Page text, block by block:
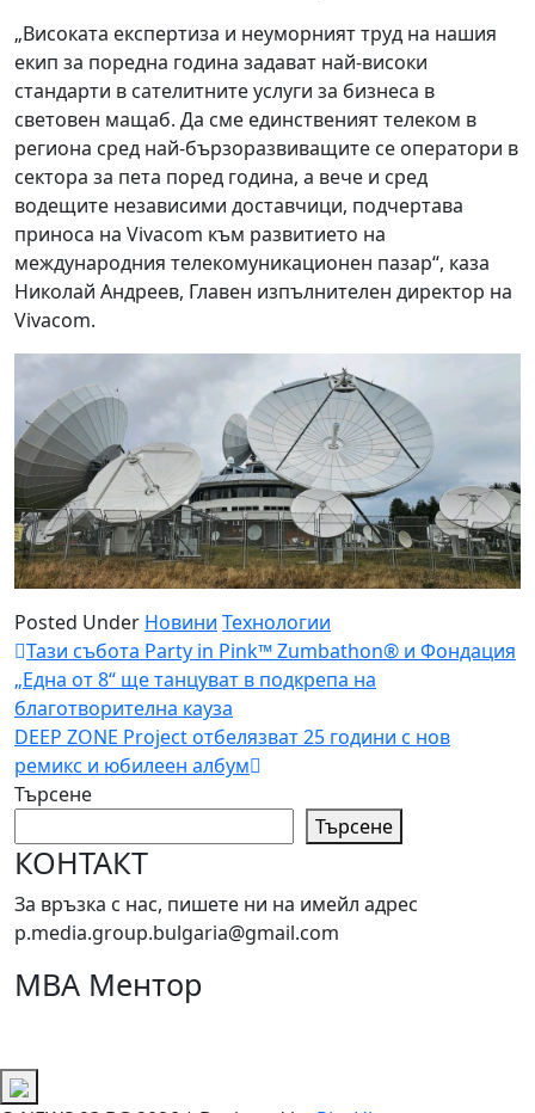
„Високата експертиза и неуморният труд на нашия
екип за поредна година задават най-високи
стандарти в сателитните услуги за бизнеса в
световен мащаб. Да сме единственият телеком в
региона сред най-бързоразвиващите се оператори в
сектора за пета поред година, а вече и сред
водещите независими доставчици, подчертава
приноса на Vivacom към развитието на
международния телекомуникационен пазар“, каза
Николай Андреев, Главен изпълнителен директор на
Vivacom.
Posted Under Новини Технологии
Навигация
Тази събота Party in Pink™ Zumbathon® и Фондация
„Една от 8“ ще танцуват в подкрепа на
благотворителна кауза
DEEP ZONE Project отбелязват 25 години с нов
ремикс и юбилеен албум
Търсене
Търсене
КОНТАКТ
За връзка с нас, пишете ни на имейл адрес
p.media.group.bulgaria@gmail.com
МВА Ментор